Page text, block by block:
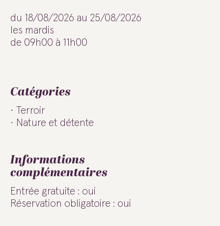
du 18/08/2026 au 25/08/2026
les mardis
de 09h00 à 11h00
Catégories
Terroir
Nature et détente
Informations
complémentaires
Entrée gratuite : oui
Réservation obligatoire : oui